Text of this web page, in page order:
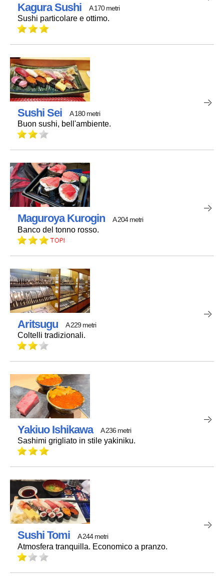
Kagura Sushi A 170 metri
Sushi particolare e ottimo.
Sushi Sei A 180 metri
Buon sushi, bell'ambiente.
Maguroya Kurogin A 204 metri
Banco del tonno rosso.
Aritsugu A 229 metri
Coltelli tradizionali.
Yakiuo Ishikawa A 236 metri
Sashimi grigliato in stile yakiniku.
Sushi Tomi A 244 metri
Atmosfera tranquilla. Economico a pranzo.